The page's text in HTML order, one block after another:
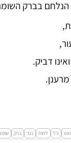
הנלחם בברק
דביק.
ג'ל לחות נגד ברק